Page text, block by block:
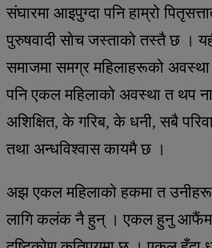
संघारमा आइपुग्दा पनि हाम्रो
पुरुषवादी सोच जस्ताको तस्तै छ ।
समाजमा समग्र महिलाहरूको
पनि एकल महिलाको अवस्था त थप
अशिक्षित, के गरिब, के धनी, सबै
तथा अन्धविश्वास कायमै छ ।
अझ एकल महिलाको हकमा त उनीहरू
लागि कलंक नै हुन् । एकल हुनु आफैंमा